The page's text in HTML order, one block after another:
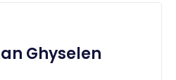
Ghyselen